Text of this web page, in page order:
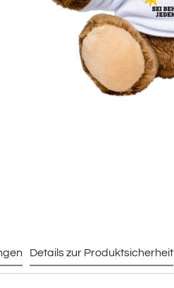
Details zur Produktsicherheit